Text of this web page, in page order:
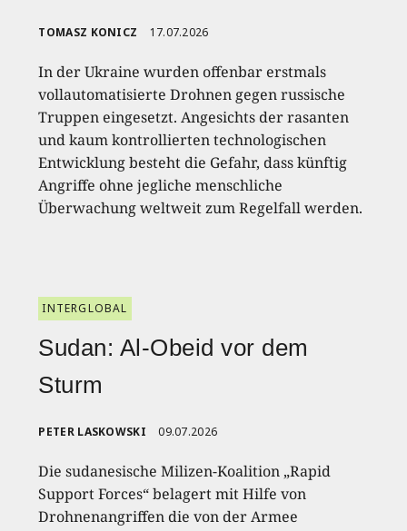
TOMASZ KONICZ 17.07.2026
In der Ukraine wurden offenbar erstmals
vollautomatisierte Drohnen gegen russische
Truppen eingesetzt. Angesichts der rasanten
und kaum kontrollierten technologischen
Entwicklung besteht die Gefahr, dass künftig
Angriffe ohne jegliche menschliche
Überwachung weltweit zum Regelfall werden.
INTERGLOBAL
Sudan: Al-Obeid vor dem
Sturm
PETER LASKOWSKI 09.07.2026
Die sudanesische Milizen-Koalition „Rapid
Support Forces“ belagert mit Hilfe von
Drohnenangriffen die von der Armee